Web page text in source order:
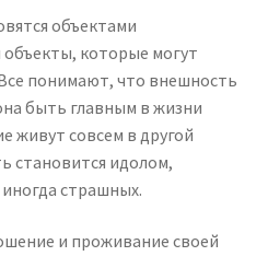
объектами
которые могут
понимают, что внешность
быть главным в жизни
живут совсем в другой
становится идолом,
страшных.
и проживание своей